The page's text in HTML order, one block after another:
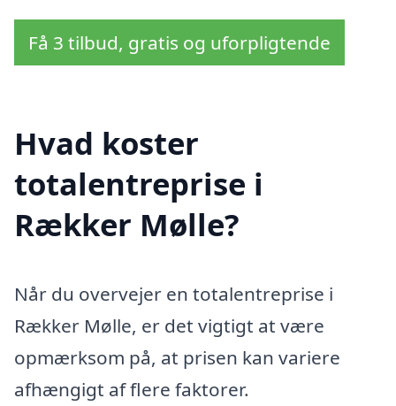
Få 3 tilbud, gratis og uforpligtende
Hvad koster
totalentreprise i
Rækker Mølle?
Når du overvejer en totalentreprise i
Rækker Mølle, er det vigtigt at være
opmærksom på, at prisen kan variere
afhængigt af flere faktorer.